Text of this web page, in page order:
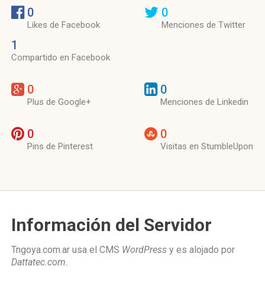
0
Likes de Facebook
1
Compartido en Facebook
0
Menciones de Twitter
0
Plus de Google+
0
Menciones de Linkedin
0
Pins de Pinterest
0
Visitas en StumbleUpon
Información del Servidor
Tngoya.com.ar usa el CMS WordPress y es alojado por
Dattatec.com.